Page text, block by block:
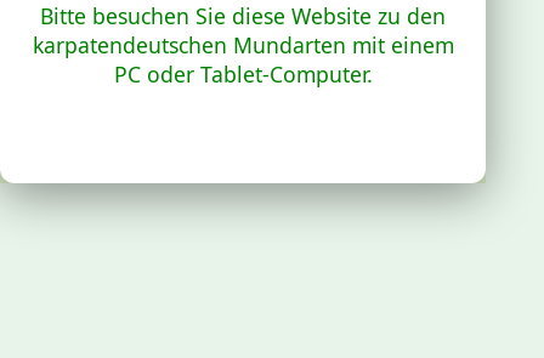
Bitte besuchen Sie diese Website zu den
karpatendeutschen Mundarten mit einem
PC oder Tablet-Computer.